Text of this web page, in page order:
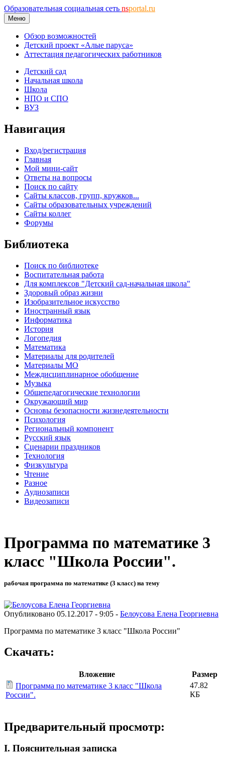
Образовательная социальная сеть nsportal.ru
Меню
Обзор возможностей
Детский проект «Алые паруса»
Аттестация педагогических работников
Детский сад
Начальная школа
Школа
НПО и СПО
ВУЗ
Навигация
Вход/регистрация
Главная
Мой мини-сайт
Ответы на вопросы
Поиск по сайту
Сайты классов, групп, кружков...
Сайты образовательных учреждений
Сайты коллег
Форумы
Библиотека
Поиск по библиотеке
Воспитательная работа
Для комплексов "Детский сад-начальная школа"
Здоровый образ жизни
Изобразительное искусство
Иностранный язык
Информатика
История
Логопедия
Математика
Материалы для родителей
Материалы МО
Междисциплинарное обобщение
Музыка
Общепедагогические технологии
Окружающий мир
Основы безопасности жизнедеятельности
Психология
Региональный компонент
Русский язык
Сценарии праздников
Технология
Физкультура
Чтение
Разное
Аудиозаписи
Видеозаписи
Программа по математике 3
класс "Школа России".
рабочая программа по математике (3 класс) на тему
Опубликовано 05.12.2017 - 9:05 - Белоусова Елена Георгиевна
Программа по математике 3 класс "Школа России"
Скачать:
Вложение
Размер
Программа по математике 3 класс "Школа
России".
47.82
КБ
Предварительный просмотр:
I. Пояснительная записка